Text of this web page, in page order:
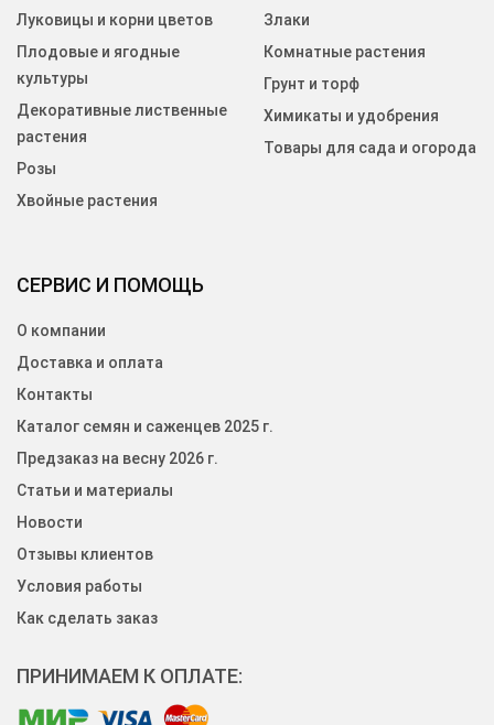
СЕРВИС И ПОМОЩЬ
О компании
Доставка и оплата
Контакты
Каталог семян и саженцев 2025 г.
Предзаказ на весну 2026 г.
Статьи и материалы
Новости
Отзывы клиентов
Условия работы
Как сделать заказ
Луковицы и корни цветов
Плодовые и ягодные
культуры
Декоративные лиственные
растения
Розы
Хвойные растения
Злаки
Комнатные растения
Грунт и торф
Химикаты и удобрения
Товары для сада и огорода
ПРИНИМАЕМ К ОПЛАТЕ: